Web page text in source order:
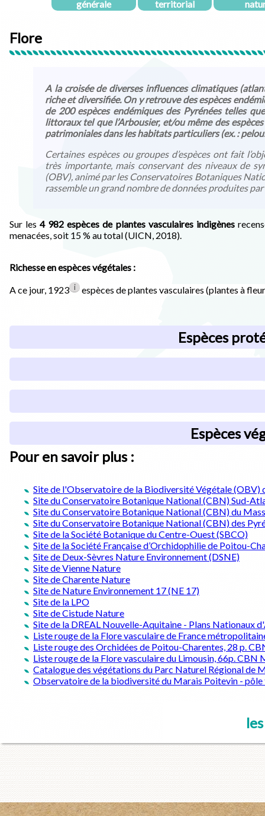
générale
territorial
Flore
A la croisée de diverses influences climatiques
riche et diversifiée. On y retrouve des espèces
de 200 espèces endémiques des Pyrénées telles
littoraux tel que l’Arbousier, et/ou même des
patrimoniales dans les habitats particuliers (ex. :
Certaines espèces ou groupes d’espèces ont fait
très importante, mais conservant des niveaux de
(OBV), animé par les Conservatoires Botaniques
rassemble un grand nombre de données produites
Sur les4 982 espèces de plantes vasculaires indigènes
menacées, soit 15 % au total (UICN, 2018).
Richesse en espèces végétales :
A ce jour, 1923 i espèces de plantes vasculaires (plantes à
Espèces
Espèces
Pour en savoir plus :
Site de l'Observatoire de la Biodiversité Végétale (OBV)
Site du Conservatoire Botanique National (CBN) Sud-
Site duConservatoire Botanique National (CBN) du
Site duConservatoire Botanique National (CBN) des
Site de la Société Botanique du Centre-Ouest (SBCO)
Site de la Société Française d’Orchidophilie de Poitou-
Site de Deux-Sèvres Nature Environnement (DSNE)
Site de Vienne Nature
Site de Charente Nature
Site de Nature Environnement 17 (NE 17)
Site de la LPO
Site de Cistude Nature
Site de la DREAL Nouvelle-Aquitaine - Plans Nationaux
Liste rouge de la Flore vasculaire de France
Liste rouge des Orchidées de Poitou-Charentes, 28 p.
Liste rouge de la Flore vasculaire du Limousin, 66p. CBN
Catalogue des végétations du Parc Naturel Régional de
Observatoire de la biodiversité du Marais Poitevin -